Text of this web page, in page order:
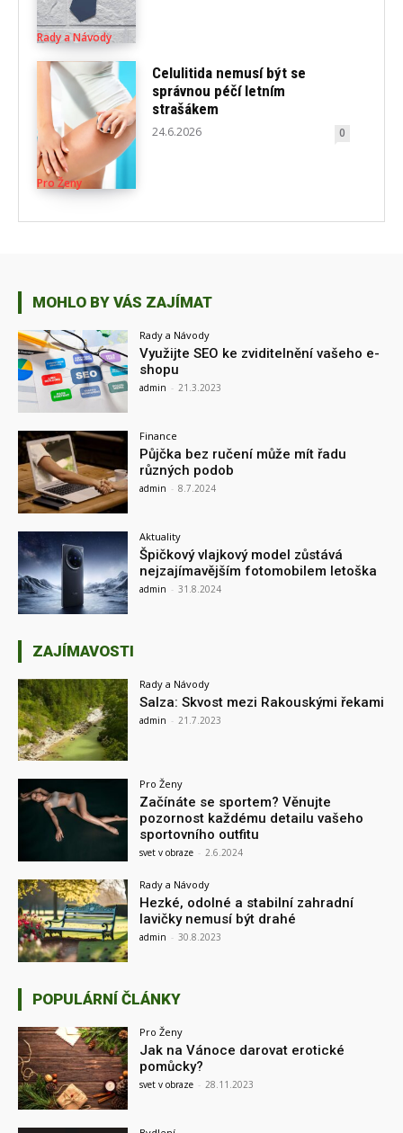
Rady a Návody
Pro Ženy
Celulitida nemusí být se
správnou péčí letním
strašákem
24.6.2026 0
MOHLO BY VÁS ZAJÍMAT
Rady a Návody
Využijte SEO ke zviditelnění vašeho e-
shopu
admin - 21.3.2023
Finance
Půjčka bez ručení může mít řadu
různých podob
admin - 8.7.2024
Aktuality
Špičkový vlajkový model zůstává
nejzajímavějším fotomobilem letoška
admin - 31.8.2024
ZAJÍMAVOSTI
Rady a Návody
Salza: Skvost mezi Rakouskými řekami
admin - 21.7.2023
Pro Ženy
Začínáte se sportem? Věnujte
pozornost každému detailu vašeho
sportovního outfitu
svet v obraze - 2.6.2024
Rady a Návody
Hezké, odolné a stabilní zahradní
lavičky nemusí být drahé
admin - 30.8.2023
POPULÁRNÍ ČLÁNKY
Pro Ženy
Jak na Vánoce darovat erotické
pomůcky?
svet v obraze - 28.11.2023